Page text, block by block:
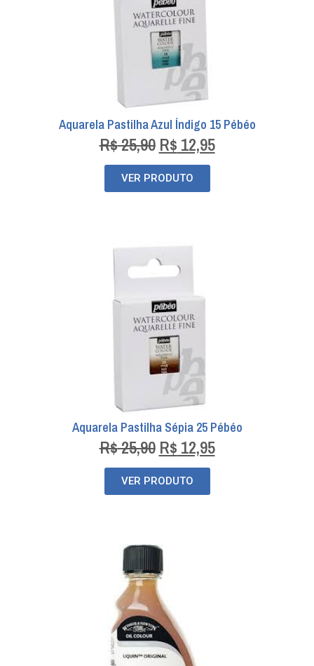
Aquarela Pastilha Azul Índigo 15 Pébéo
R$25,90 R$ 12,95
VER PRODUTO
Aquarela Pastilha Sépia 25 Pébéo
R$25,90 R$ 12,95
VER PRODUTO